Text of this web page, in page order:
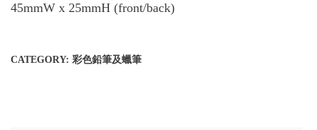
45mmW x 25mmH (front/back)
CATEGORY: 彩色鉛筆及蠟筆